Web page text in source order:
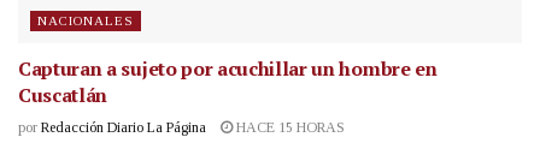
NACIONALES
Capturan a sujeto por acuchillar un hombre en
Cuscatlán
por Redacción Diario La Página HACE 15 HORAS